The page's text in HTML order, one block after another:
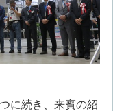
に続き、来賓の紹